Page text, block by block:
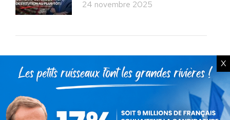
24 novembre 2025
Rechercher
:
X